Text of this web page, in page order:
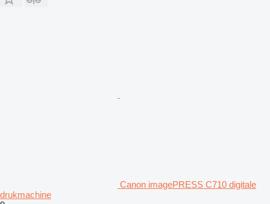
Canon imagePRESS C710 digitale
drukmachine